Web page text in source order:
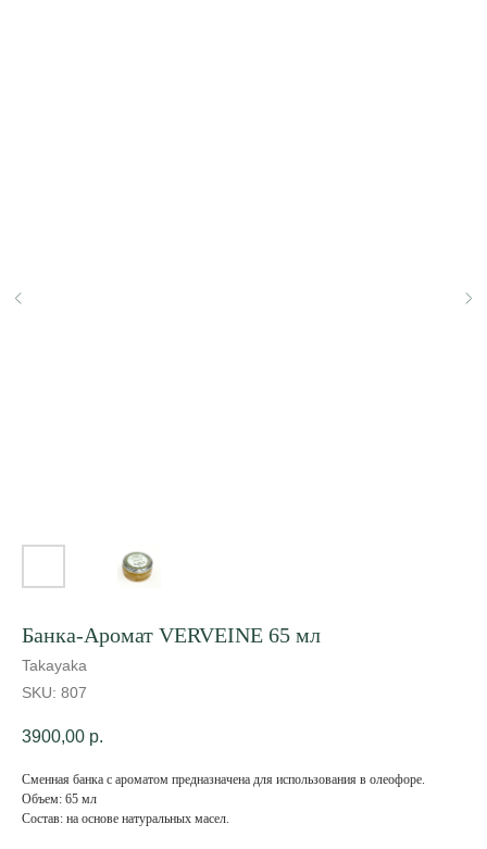
Банка-Аромат VERVEINE 65 мл
Takayaka
SKU: 807
3900,00 р.
Сменная банка с ароматом предназначена для использования в олеофоре.
Объем: 65 мл
Состав: на основе натуральных масел.